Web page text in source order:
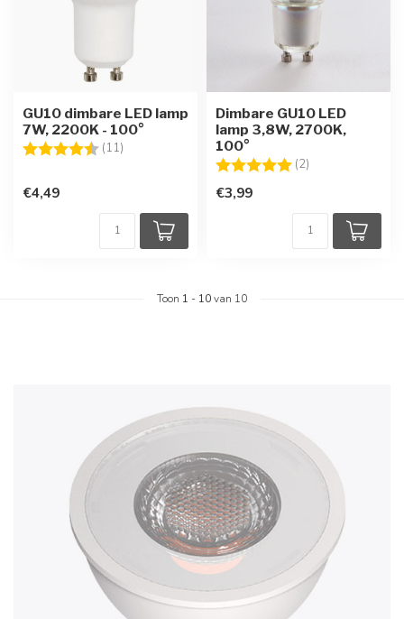
GU10 dimbare LED lamp
7W, 2200K - 100°
Beoordeling: (11)
€4,49
Dimbare GU10 LED
lamp 3,8W, 2700K,
100°
Beoordeling: (2)
€3,99
Toon 1 - 10van 10